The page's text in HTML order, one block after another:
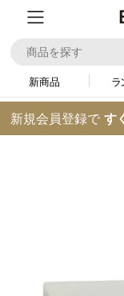
新商品 ラ
新規会員登録で す